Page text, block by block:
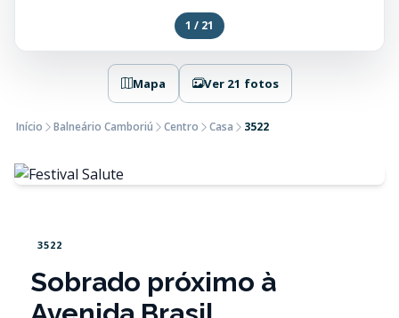
1 / 21
Mapa Ver 21 fotos
Início Balneário Camboriú Centro Casa 3522
3522
Sobrado próximo à